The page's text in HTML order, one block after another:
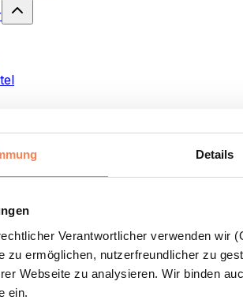
Details
Verantwortlicher verwenden wir
zu ermöglichen, nutzerfreundlicher zu
Webseite zu analysieren. Wir binden
ein.
Meal-Prep-Zubehör